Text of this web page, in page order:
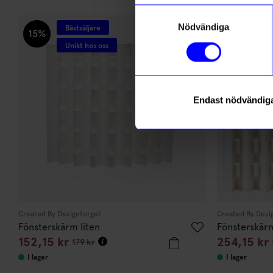
Nödvändiga
Endast
15% Bästsäljare
Unikt hos oss
Created By Designtorget
Fönsterskärm liten
152,15 kr 179kr
I lager
15%
Created By
254,15 kr
I lager